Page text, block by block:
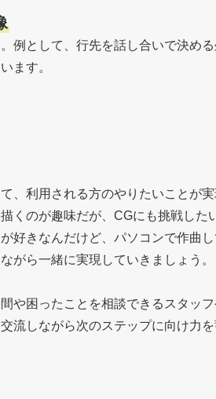
例として、行先を話し合いで決め
ます。
、利用される方のやりたいことが
くのが趣味だが、CGにも挑戦し
好きなんだけど、パソコンで作曲
がら一緒に実現していきましょう。
や困ったことを相談できるスタッ
流しながら次のステップに向け力